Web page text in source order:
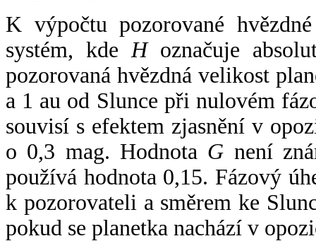
K výpočtu pozorované
systém, kde Hoznačuje
pozorovaná hvězdná velikost
a 1 au od Slunce při nulovém
souvisí s efektem zjasnění v
o 0,3 mag. Hodnota G není
používá hodnota 0,15. Fázový
k pozorovateli a směrem ke
pokud se planetka nachází v